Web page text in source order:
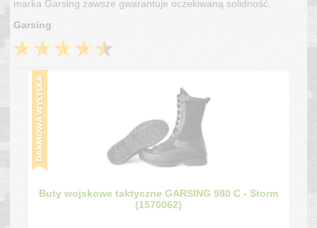
marka Garsing zawsze gwarantuje oczekiwaną solidność.
Garsing
Buty wojskowe taktyczne GARSING 980 C - Storm
(1570062)